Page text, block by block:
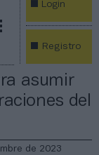
Login
Registro
asumir
del
de 2023